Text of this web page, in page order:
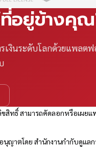
ที่อยู่ข้างคุ
เงินระดับโลกด้วยแพลตฟ
ขสิทธิ์ สามารถคัดลอกหรือเผ
ญาตโดย สำนักงานกำกับดูแล